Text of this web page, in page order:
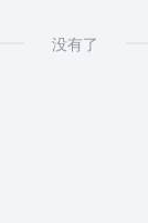
没有了